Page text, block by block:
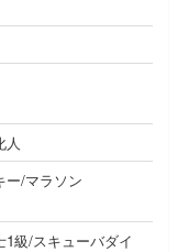
人
ー/マラソン
級/スキューバダイ